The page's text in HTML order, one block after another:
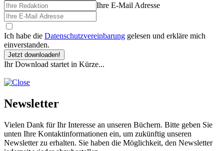
Ihre E-Mail Adresse
Ich habe die Datenschutzvereinbarung gelesen und erkläre mich
einverstanden.
Jetzt downloaden!
Ihr Download startet in Kürze...
Newsletter
Vielen Dank für Ihr Interesse an unseren Büchern. Bitte geben Sie
unten Ihre Kontaktinformationen ein, um zukünftig unseren
Newsletter zu erhalten. Sie haben die Möglichkeit, den Newsletter